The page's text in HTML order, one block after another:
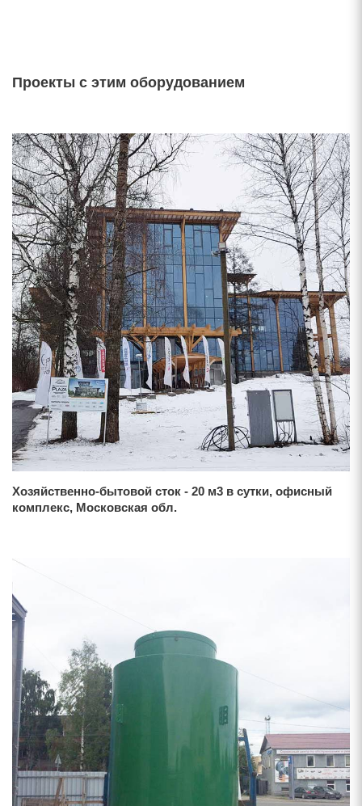
Проекты с этим оборудованием
Хозяйственно-бытовой сток - 20 м3 в сутки, офисный
комплекс, Московская обл.